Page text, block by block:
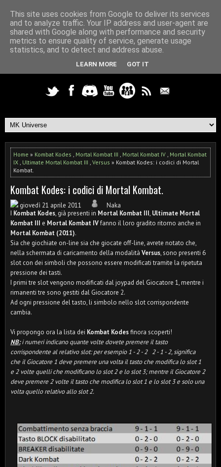
Home » Kombat Kodes , Mortal Kombat III , Mortal Kombat IV , Mortal Kombat
IX , Ultimate Mortal Kombat III , Versus » Kombat Kodes: i codici di Mortal
Kombat.
Kombat Kodes: i codici di Mortal Kombat.
giovedì 21 aprile 2011
Naka
I Kombat Kodes, già presenti in Mortal Kombat III, Ultimate Mortal
Kombat III e Mortal Kombat IVfanno il loro gradito ritorno anche in
Mortal Kombat (2011).
Sia che giochiate on-line sia che giocate off-line, avrete notato che,
nella schermata di caricamento della modalità Versus, sono presenti 6
slot con dei simboli che possono essere modificati tramite la ripetuta
pressione dei tasti.
I primi tre slot vengono modificati dal joypad del Giocatore 1, mentre i
rimanenti tre sono gestiti dal Giocatore 2.
Ad ogni pressione del tasto, li simbolo nello slot corrispondente
cambia.
Vi propongo ora la lista dei Kombat Kodesfinora scoperti!
NB:i numeri indicano quante volte dovete premere il tasto
corrispondente al relativo slot: per esempio 1 - 2 - 2 2 - 1 - 2, significa
che il Giocatore 1 deve premere una volta il tasto che modifica lo slot 1
e 2 volte quelli che modificano lo slot 2 e lo slot 3; mentre il Giocatore 2
deve premere 2 volte il tasto che modifica lo slot 1 e lo slot 3 e solo una
volta quello relativo allo slot 2.
This site uses cookies from Google to deliver its services
and to analyze traffic. Your IP address and user-agent are
shared with Google along with performance and security
metrics to ensure quality of service, generate usage
statistics, and to detect and address abuse.
LEARN MORE GOT IT